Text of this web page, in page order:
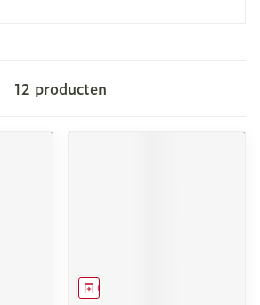
12 producten
Geneesmiddel